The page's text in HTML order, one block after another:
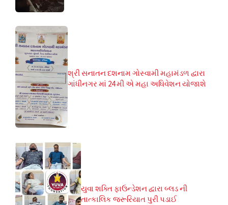
શ્રી સનાતન દશનામ ગોસ્વામી મહામંડળ દ્વારા
ગાંધીનગર માં 24 મી એ મહા અધિવેશન યોજાશે
યુવા શક્તિ ફાઉન્ડેશન દ્વારા બ્લડ ની
તાત્કાલિક જરૂરિયાત પુરી પડાઈ